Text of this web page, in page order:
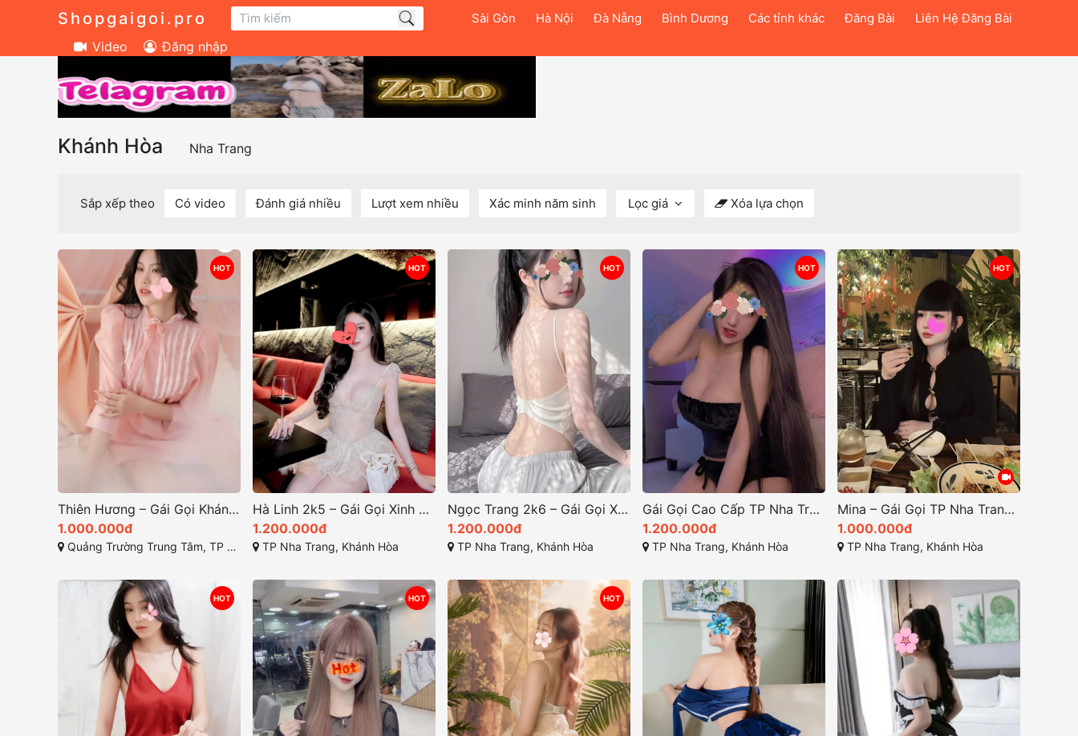
Shopgaigoi.pro Sài Gòn Hà Nội Đà Nẵng Bình Dương Các tỉnh khác Đăng Bài Liên Hệ Đăng Bài
Video Đăng nhập
Khánh Hòa Nha Trang
Sắp xếp theo Có video Đánh giá nhiều Lượt xem nhiều Xác minh năm sinh Lọc giá Xóa lựa chọn
HOT
Thiên Hương – Gái Gọi Khánh Hòa Cao Cấp Mặt Xinh Tình Cảm BJ Bao Phê
1.000.000đ
Quảng Trường Trung Tâm, TP Nha Trang, Khánh Hòa
HOT
Hà Linh 2k5 – Gái Gọi Xinh Đẹp, Body Gợi Cảm tại TP Nha Trang, Khánh Hòa
1.200.000đ
TP Nha Trang, Khánh Hòa
HOT
Ngọc Trang 2k6 – Gái Gọi Xinh Đẹp, Ngoại Hình Hấp Dẫn, Phục Vụ Chu Đáo Tại Nha Trang
1.200.000đ
TP Nha Trang, Khánh Hòa
HOT
Gái Gọi Cao Cấp TP Nha Trang – Hà My: Dịu Dàng, Body Chuẩn, Kỹ Năng Tốt
1.200.000đ
TP Nha Trang, Khánh Hòa
HOT
Mina – Gái Gọi TP Nha Trang Teen 2k7 Dễ Thương Mê Hoặc
1.000.000đ
TP Nha Trang, Khánh Hòa
HOT HOT HOT